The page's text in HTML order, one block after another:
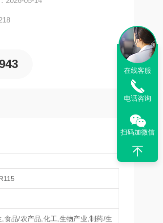
,食品/农产品,化工,生物产业,制药/生
在线客服
电话咨询
扫码加微信